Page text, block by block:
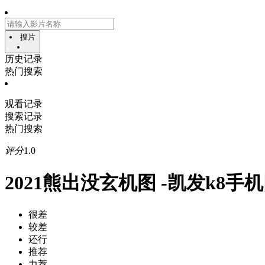
搜片
历史记录
热门搜索
观看记录
搜索记录
热门搜索
评分1.0
2021熊出没玄机图 -凯发k8手
很差
较差
还行
推荐